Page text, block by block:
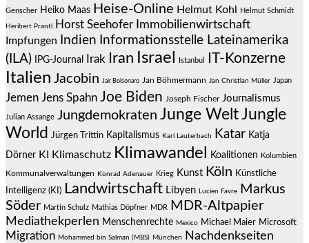
Genscher Heiko Maas Heise-Online Helmut Kohl Helmut Schmidt
Heribert Prantl Horst Seehofer Immobilienwirtschaft
Impfungen Indien Informationsstelle Lateinamerika
(ILA)
IPG-Journal Irak Iran Israel Istanbul IT-Konzerne
Italien Jacobin Jair Bolsonaro Jan Böhmermann Jan Christian Müller Japan
Jemen Jens Spahn Joe Biden Joseph Fischer Journalismus
Julian Assange Jungdemokraten Junge WeltJungle
World
Jürgen Trittin Kapitalismus Karl Lauterbach Katar Katja
Dörner KI Klimaschutz Klimawandel Koalitionen Kolumbien
Kommunalverwaltungen Konrad Adenauer Krieg Kunst Köln Künstliche
Intelligenz (KI) Landwirtschaft Libyen Lucien Favre
Markus
Söder Martin Schulz Mathias Döpfner MDR MDR-Altpapier
Mediathekperlen Menschenrechte Mexico Michael Maier Microsoft
Migration Mohammed bin Salman (MBS) München Nachdenkseiten